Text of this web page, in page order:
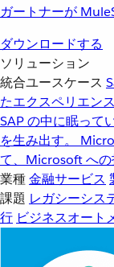
ガートナーが
ダウンロードする
ソリューション
統合ユースケース
たエクスペリエン
SAP の中に眠って
を生み出す。
て、Microsoft への
業種金融サービス
課題 レガシーシス
行 ビジネスオート